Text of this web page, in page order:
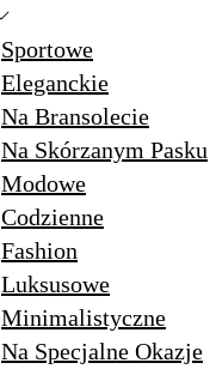
Sportowe
Eleganckie
Na Bransolecie
Na Skórzanym Pasku
Modowe
Codzienne
Fashion
Luksusowe
Minimalistyczne
Na Specjalne Okazje